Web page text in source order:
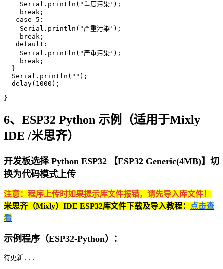
    Serial.println("重度污染");
    break;
   case 5:
    Serial.println("严重污染");
    break;
   default:
    Serial.println("严重污染");
    break;
  }
  Serial.println("");
  delay(1000);
}
6、ESP32 Python 示例（适用于Mixly
IDE /米思齐）
开发板选择 Python ESP32 【ESP32 Generic(4MB)】切
换为代码模式上传
注意：程序上传时如果提示库文件报错，请先导入库文件！
米思齐（Mixly）IDE ESP32库文件下载及导入教程：
点击查
看
示例程序（ESP32-Python）：
待更新...